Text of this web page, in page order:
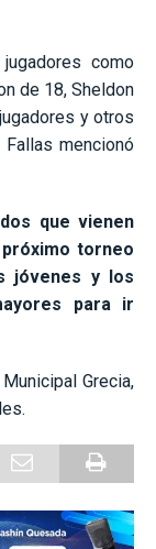
como
de 18, Sheldon
y otros
mencionó
que vienen
torneo
jóvenes y los
para ir
Grecia,